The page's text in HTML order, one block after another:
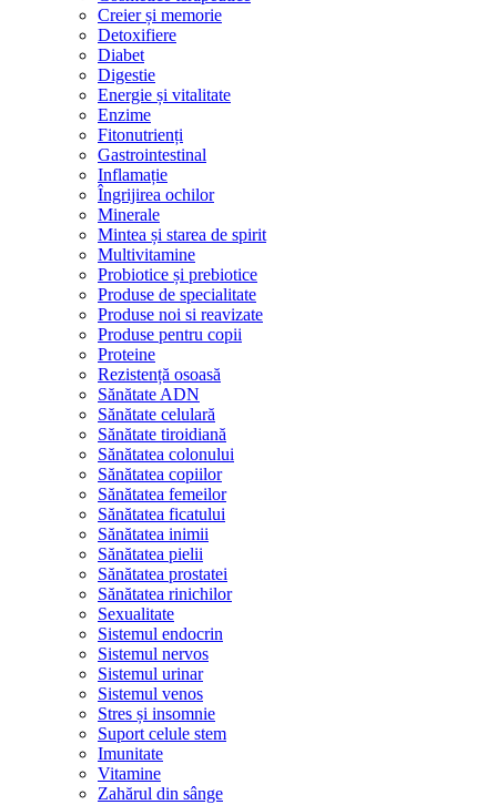
Creier și memorie
Detoxifiere
Diabet
Digestie
Energie și vitalitate
Enzime
Fitonutrienți
Gastrointestinal
Inflamație
Îngrijirea ochilor
Minerale
Mintea și starea de spirit
Multivitamine
Probiotice și prebiotice
Produse de specialitate
Produse noi si reavizate
Produse pentru copii
Proteine
Rezistență osoasă
Sănătate ADN
Sănătate celulară
Sănătate tiroidiană
Sănătatea colonului
Sănătatea copiilor
Sănătatea femeilor
Sănătatea ficatului
Sănătatea inimii
Sănătatea pielii
Sănătatea prostatei
Sănătatea rinichilor
Sexualitate
Sistemul endocrin
Sistemul nervos
Sistemul urinar
Sistemul venos
Stres și insomnie
Suport celule stem
Imunitate
Vitamine
Zahărul din sânge